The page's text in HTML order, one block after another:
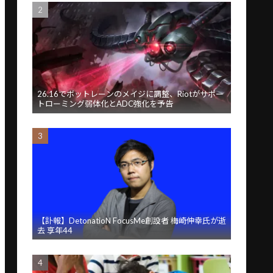
26.16でボットレーンのメイジに調整、Riotがサポー
トローミング弱体化とADC強化を予告
【訃報】DetonatioN FocusMe創設者 梅崎伸幸氏が逝
去 享年44